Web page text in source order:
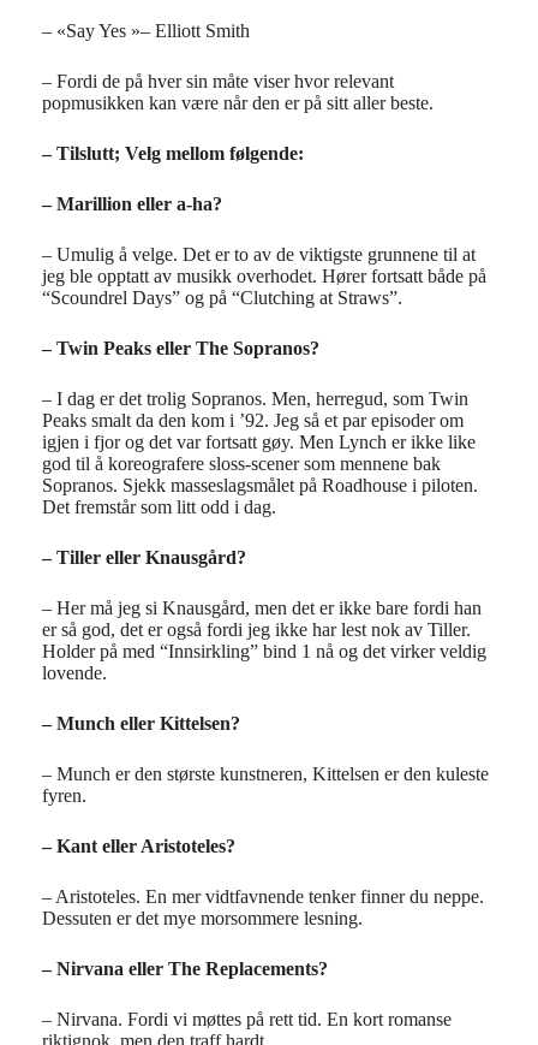
– «Say Yes »– Elliott Smith
– Fordi de på hver sin måte viser hvor relevant
popmusikken kan være når den er på sitt aller beste.
– Tilslutt; Velg mellom følgende:
– Marillion eller a-ha?
– Umulig å velge. Det er to av de viktigste grunnene til at
jeg ble opptatt av musikk overhodet. Hører fortsatt både på
“Scoundrel Days” og på “Clutching at Straws”.
– Twin Peaks eller The Sopranos?
– I dag er det trolig Sopranos. Men, herregud, som Twin
Peaks smalt da den kom i ’92. Jeg så et par episoder om
igjen i fjor og det var fortsatt gøy. Men Lynch er ikke like
god til å koreografere sloss-scener som mennene bak
Sopranos. Sjekk masseslagsmålet på Roadhouse i piloten.
Det fremstår som litt odd i dag.
– Tiller eller Knausgård?
– Her må jeg si Knausgård, men det er ikke bare fordi han
er så god, det er også fordi jeg ikke har lest nok av Tiller.
Holder på med “Innsirkling” bind 1 nå og det virker veldig
lovende.
– Munch eller Kittelsen?
– Munch er den største kunstneren, Kittelsen er den kuleste
fyren.
– Kant eller Aristoteles?
– Aristoteles. En mer vidtfavnende tenker finner du neppe.
Dessuten er det mye morsommere lesning.
– Nirvana eller The Replacements?
– Nirvana. Fordi vi møttes på rett tid. En kort romanse
riktignok, men den traff hardt.